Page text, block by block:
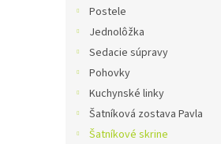
Postele
Jednolôžka
Sedacie súpravy
Pohovky
Kuchynské linky
Šatníková zostava Pavla
Šatníkové skrine